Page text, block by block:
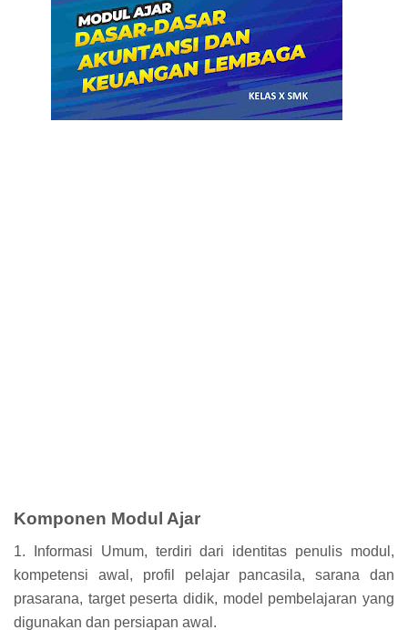
Komponen Modul Ajar
1. Informasi Umum, terdiri dari identitas penulis modul,
kompetensi awal, profil pelajar pancasila, sarana dan
prasarana, target peserta didik, model pembelajaran yang
digunakan dan persiapan awal.